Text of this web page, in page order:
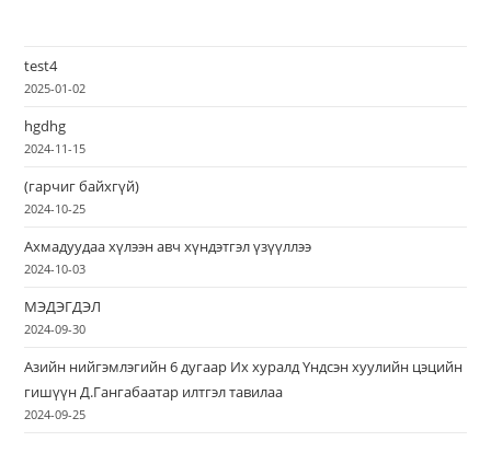
test4
2025-01-02
hgdhg
2024-11-15
(гарчиг байхгүй)
2024-10-25
Ахмадуудаа хүлээн авч хүндэтгэл үзүүллээ
2024-10-03
МЭДЭГДЭЛ
2024-09-30
Азийн нийгэмлэгийн 6 дугаар Их хуралд Үндсэн хуулийн цэцийн
гишүүн Д.Гангабаатар илтгэл тавилаа
2024-09-25